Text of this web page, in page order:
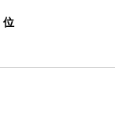
位